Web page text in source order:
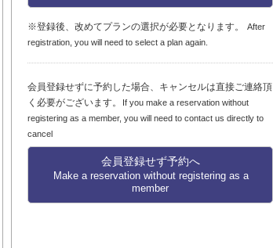
※登録後、改めてプランの選択が必要となります。
After
registration, you will need to select a plan again.
会員登録せずに予約した場合、キャンセルは直接ご連絡頂
く必要がございます。
If you make a reservation without
registering as a member, you will need to contact us directly to
cancel
会員登録せず予約へ
Make a reservation without registering as a
member